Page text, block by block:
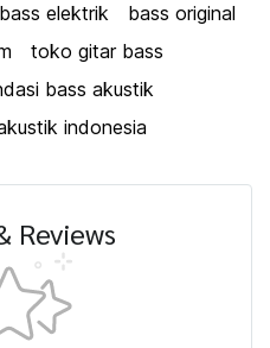
bass elektrik
bass original
toko gitar bass
bass akustik
indonesia
Reviews